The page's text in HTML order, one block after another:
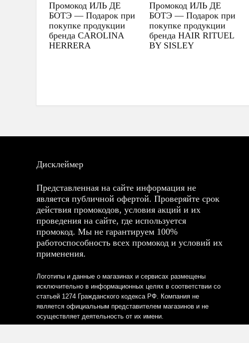
Промокод ИЛЬ ДЕ
БОТЭ — Подарок при
покупке продукции
бренда CAROLINA
HERRERA
Промокод ИЛЬ ДЕ
БОТЭ — Подарок при
покупке продукции
бренда HAIR RITUEL
BY SISLEY
Дисклеймер
Представленная на сайте информация не
является публичной офертой. Проверяйте срок
действия промокодов, условия акций и их
проведения на сайте, где используется
промокод. Мы не гарантируем 100%
работоспособность всех промокод и условий их
применения.
Логотипы и данные о магазинах и сервисах размещены
исключительно в информационных целях в соответствии со
статьей 1274 Гражданского кодекса РФ. Компания не
является официальным представителем магазинов и не
осуществляет деятельность от их имени.